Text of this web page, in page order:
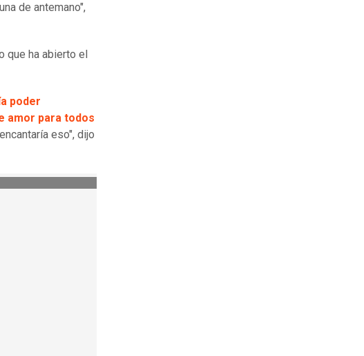
de antemano",
que ha abierto el
poder
amor para todos
eso", dijo